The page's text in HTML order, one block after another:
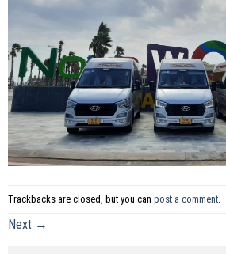
Trackbacks are closed, but you can post a comment
Next →